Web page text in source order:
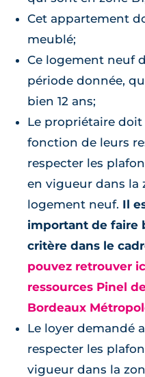
Cet appartement
meublé;
Ce logement neuf
période donnée,
bien 12 ans;
Le propriétaire
fonction de leurs
respecter les
en vigueur dans la
logement neuf. Il
important de faire
critère dans le
pouvez retrouver
ressources Pinel
Bordeaux
Le loyer demandé
respecter les
vigueur dans la